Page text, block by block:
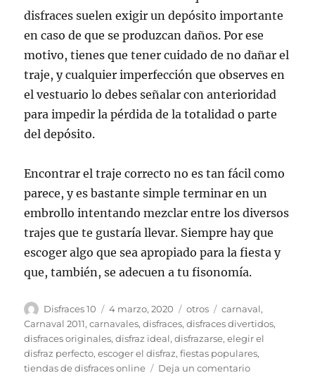
disfraces suelen exigir un depósito importante
en caso de que se produzcan daños. Por ese
motivo, tienes que tener cuidado de no dañar el
traje, y cualquier imperfección que observes en
el vestuario lo debes señalar con anterioridad
para impedir la pérdida de la totalidad o parte
del depósito.
Encontrar el traje correcto no es tan fácil como
parece, y es bastante simple terminar en un
embrollo intentando mezclar entre los diversos
trajes que te gustaría llevar. Siempre hay que
escoger algo que sea apropiado para la fiesta y
que, también, se adecuen a tu fisonomía.
Autor
Disfraces 10
Publicado
el
4 marzo, 2020 Categorías
otros Etiquetas
carnaval,
Carnaval 2011,carnavales,disfraces,disfraces divertidos,
disfraces originales,disfraz ideal,disfrazarse,elegir el
disfraz perfecto,escoger el disfraz,fiestas populares,
tiendas de disfraces online
Deja un comentarioen